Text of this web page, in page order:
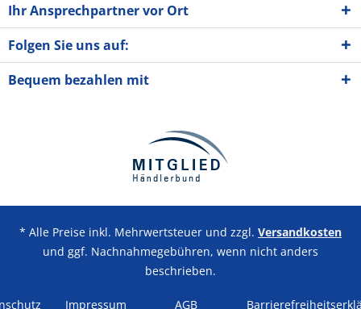
Ihr Ansprechpartner vor Ort
Folgen Sie uns auf:
Bequem bezahlen mit
* Alle Preise inkl. Mehrwertsteuer und zzgl. Versandkosten
und ggf. Nachnahmegebühren, wenn nicht anders
beschrieben.
Impressum AGB